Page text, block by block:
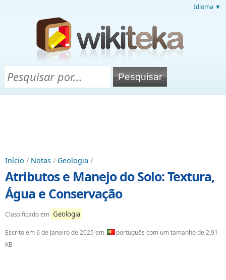
Idioma ▼
Início / Notas / Geologia /
Atributos e Manejo do Solo: Textura,
Água e Conservação
Classificado em Geologia
Escrito em6 de Janeiro de 2025 em
português com um tamanho de 2,91
KB